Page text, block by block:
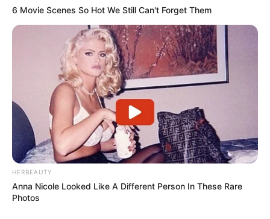
6 Movie Scenes So Hot We Still Can't Forget Them
HERBEAUTY
Anna Nicole Looked Like A Different Person In These Rare
Photos